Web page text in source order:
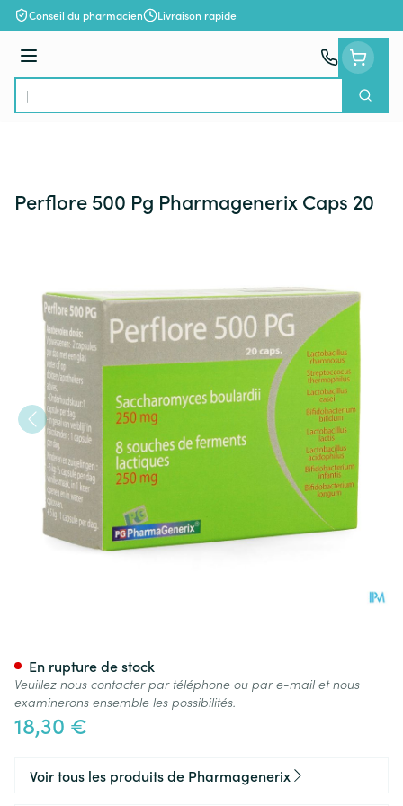
Aller au contenu
Conseil du pharmacien Livraison rapide
Menu
Rechercher
Perflore 500 Pg Pharmagenerix Caps 20
18,30 €
En rupture de stock
Veuillez nous contacter par téléphone ou par e-mail et nous
examinerons ensemble les possibilités.
Voir tous les produits de Pharmagenerix